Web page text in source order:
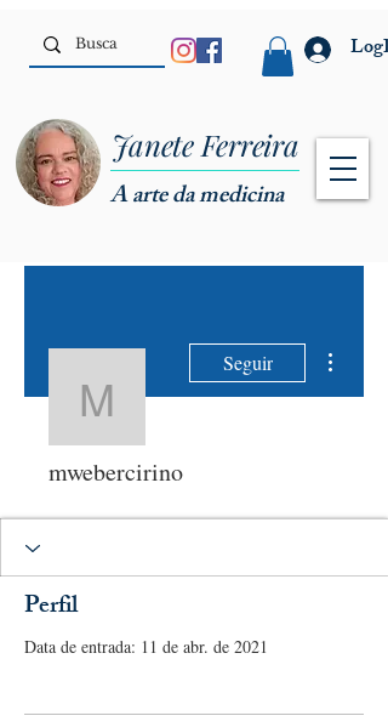
LogIn
A arte da medicina
Janete Ferreira
mwebercirino
Seguir
mwebercirino
Perfil
Data de entrada: 11 de abr. de 2021